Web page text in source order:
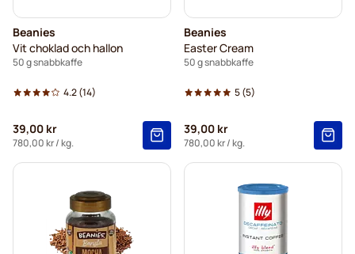
Beanies
Vit choklad och hallon
50 g snabbkaffe
4.2(14)
39,00 kr
780,00 kr/ kg.
Beanies
Easter Cream
50 g snabbkaffe
5(5)
39,00 kr
780,00 kr/ kg.